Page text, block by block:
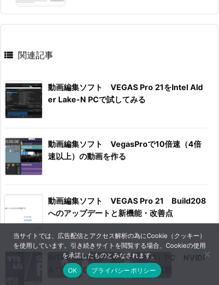
 関連記事
動画編集ソフト VEGAS Pro 21をIntel Ald
er Lake-N PCで試してみる
動画編集ソフト VegasProで10倍速（4倍
速以上）の動画を作る
動画編集ソフト VEGAS Pro 21 Build208
へのアップデートと新機能・改善点
INTEL 第3世代CPU（i7-3770）PC NVIDI
A GTX970からRTX2060への換装

ホーム

メニュー

サイドバー
当サイトでは、広告配信とアクセス解析の為にCookie（クッキー）
を使用しています。引き続きサイトを閲覧する場合、Cookieの使用
を承諾したものとみなされます。
OK
プライバシーポリシー